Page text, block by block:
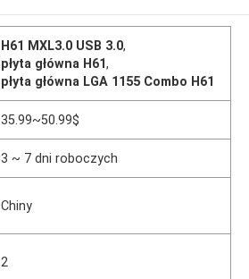
H61 MXL3.0 USB 3.0,
płyta główna H61,
płyta główna LGA 1155 Combo H61
35.99~50.99$
3 ~ 7 dni roboczych
Chiny
2